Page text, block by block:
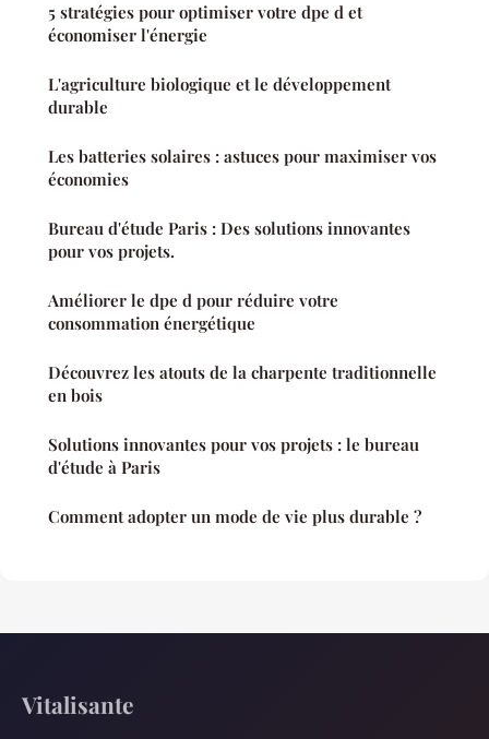
5 stratégies pour optimiser votre dpe d et
économiser l'énergie
L'agriculture biologique et le développement
durable
Les batteries solaires : astuces pour maximiser vos
économies
Bureau d'étude Paris : Des solutions innovantes
pour vos projets.
Améliorer le dpe d pour réduire votre
consommation énergétique
Découvrez les atouts de la charpente traditionnelle
en bois
Solutions innovantes pour vos projets : le bureau
d'étude à Paris
Comment adopter un mode de vie plus durable ?
Vitalisante